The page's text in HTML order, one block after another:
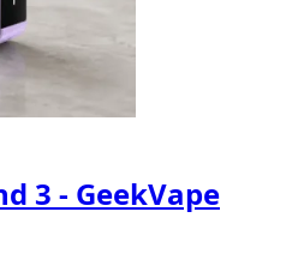
3 - GeekVape